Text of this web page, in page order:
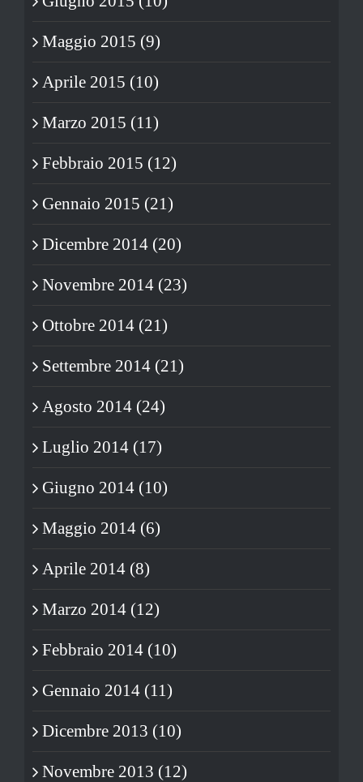
Maggio 2015 (9)
Aprile 2015 (10)
Marzo 2015 (11)
Febbraio 2015 (12)
Gennaio 2015 (21)
Dicembre 2014 (20)
Novembre 2014 (23)
Ottobre 2014 (21)
Settembre 2014 (21)
Agosto 2014 (24)
Luglio 2014 (17)
Giugno 2014 (10)
Maggio 2014 (6)
Aprile 2014 (8)
Marzo 2014 (12)
Febbraio 2014 (10)
Gennaio 2014 (11)
Dicembre 2013 (10)
Novembre 2013 (12)